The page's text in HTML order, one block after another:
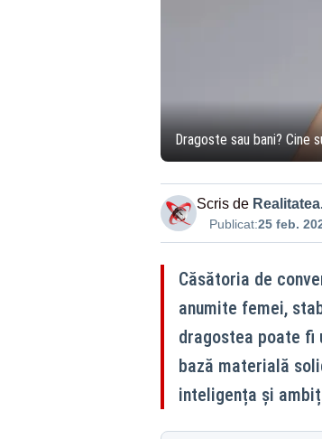
Dragoste sau bani? Cine
Scris de
Publicat:25 feb.
Căsătoria de
anumite femei,
dragostea poate fi
bază materială
inteligența și